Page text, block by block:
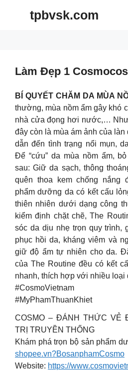
tpbvsk.com
Làm Đẹp 1
BÍ QUYẾT CHĂM DA MÙA
thường, mùa nồm ẩm gây khó
nhà cửa đọng hơi nước,…
đây còn là mùa ám ảnh của
dẫn đến tình trạng nổi mụn,
Để “cứu” da mùa nồm ẩm,
sau: Giữ da sạch, thông
quên thoa kem chống nắng
phẩm dưỡng da có kết cấu
thiên nhiên dưới dạng công
kiểm định chặt chẽ, The
sóc da dịu nhẹ trọn quy trình,
phục hồi da, kháng viêm và
giữ độ ẩm tự nhiên cho da.
của The Routine đều có kết
nhanh, thích hợp với nhiều loại
#CosmoVietnam
#MyPhamThuanKhiet
COSMO – ĐÁNH THỨC VẺ
TRỊ TRUYỀN THỐNG
Khám phá trọn bộ sản phẩm
shopee.vn?BosanphamCosmo
Website: https://